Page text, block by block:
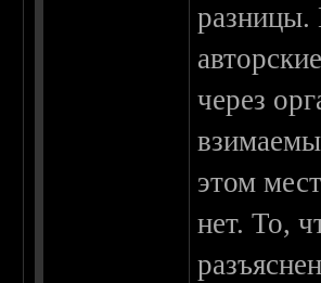
разницы.
через
этом
нет. То,